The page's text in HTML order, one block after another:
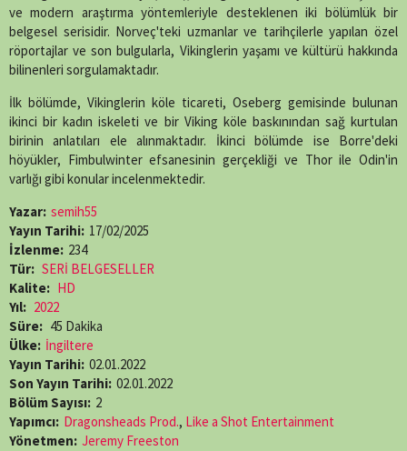
ve modern araştırma yöntemleriyle desteklenen iki bölümlük bir
belgesel serisidir. Norveç'teki uzmanlar ve tarihçilerle yapılan özel
röportajlar ve son bulgularla, Vikinglerin yaşamı ve kültürü hakkında
bilinenleri sorgulamaktadır.
İlk bölümde, Vikinglerin köle ticareti, Oseberg gemisinde bulunan
ikinci bir kadın iskeleti ve bir Viking köle baskınından sağ kurtulan
birinin anlatıları ele alınmaktadır. İkinci bölümde ise Borre'deki
höyükler, Fimbulwinter efsanesinin gerçekliği ve Thor ile Odin'in
varlığı gibi konular incelenmektedir.
Yazar: semih55
Yayın Tarihi: 17/02/2025
İzlenme: 234
Tür: SERİ BELGESELLER
Kalite: HD
Yıl: 2022
Süre: 45 Dakika
Ülke: İngiltere
Yayın Tarihi: 02.01.2022
Son Yayın Tarihi: 02.01.2022
Bölüm Sayısı: 2
Yapımcı: Dragonsheads Prod., Like a Shot Entertainment
Yönetmen: Jeremy Freeston